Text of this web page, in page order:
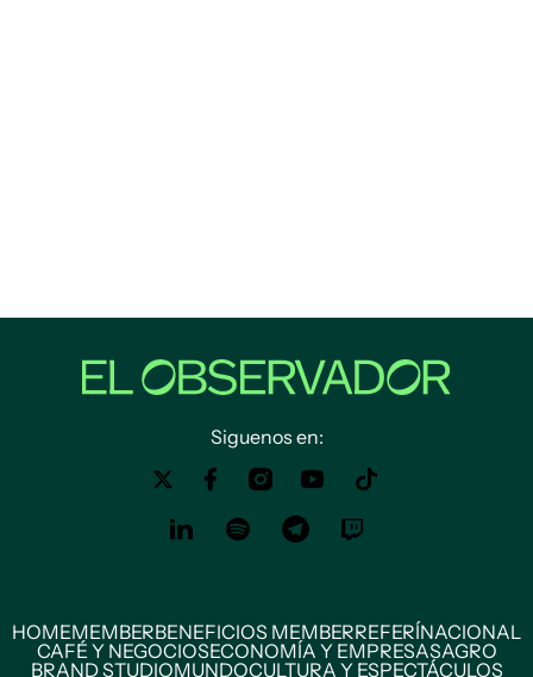
Siguenos en:
HOMEMEMBERBENEFICIOS MEMBERREFERÍNACIONAL
CAFÉ Y NEGOCIOSECONOMÍA Y EMPRESASAGRO
BRAND STUDIOMUNDOCULTURA Y ESPECTÁCULOS